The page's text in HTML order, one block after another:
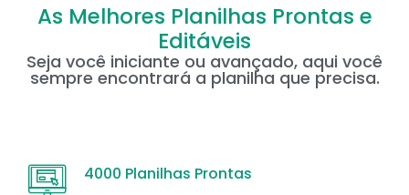
As Melhores Planilhas Prontas e
Editáveis
Seja você iniciante ou avançado, aqui você
sempre encontrará a planilha que precisa.
4000 Planilhas Prontas